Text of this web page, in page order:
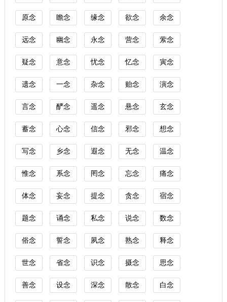
原念 瞻念 缘念 欲念 余念
远念 幽念 永念 营念 萦念
疑念 意念 忧念 忆念 寅念
遗念 一念 杂念 贻念 演念
言念 酽念 遥念 悬念 玄念
蓄念 心念 信念 邪念 想念
写念 乡念 遐念 无念 温念
惟念 系念 罔念 忘念 痛念
体念 妄念 提念 贪念 宿念
题念 诵念 私念 说念 数念
俗念 誓念 夙念 熟念 释念
世念 省念 识念 摄念 思念
善念 设念 深念 散念 白念